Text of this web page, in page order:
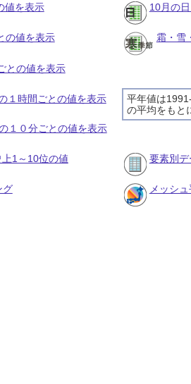
値を表示 10月の
の値を表示 霜・雪
との値を表示
平年値は
の平均をもと
１時間ごとの値を表示
１０分ごとの値を表示
1～10位の値 要素別デ
グ メッシ